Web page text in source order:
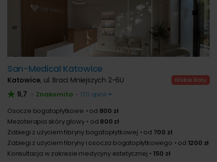
San-Medical Katowice
Katowice, ul. Braci Mniejszych 2-6U
9,7 • Znakomita • 170 opinii
Osocze bogatopłytkowe od 800 zł
Mezoterapia skóry głowy
od 800 zł
Zabiegi z użyciem fibryny bogatopłytkowej
od 700 zł
Zabiegi z użyciem fibryny i osocza bogatopłytkowego
od 1200 zł
Konsultacja w zakresie medycyny estetycznej
150 zł